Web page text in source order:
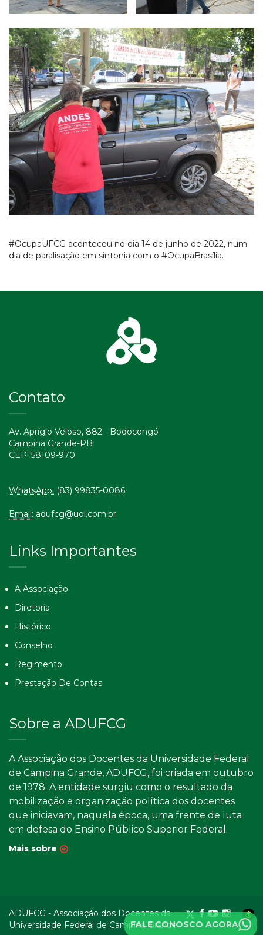
#OcupaUFCG aconteceu no dia 14 de junho de 2022, num
dia de paralisação em sintonia com o #OcupaBrasília.
FALE CONOSCO AGORA
Contato
Av. Aprígio Veloso, 882 - Bodocongó
Campina Grande-PB
CEP: 58109-970
WhatsApp: (83) 99835-0086
Email: adufcg@uol.com.br
Links Importantes
A Associação
Diretoria
Histórico
Conselho
Regimento
Prestação De Contas
Sobre a ADUFCG
A Associação dos Docentes da Universidade Federal
de Campina Grande, ADUFCG, foi criada em outubro
de 1978. A entidade surgiu como o resultado da
mobilização e organização política dos docentes
que iniciavam, naquela época, uma frente de luta
em defesa do Ensino Público Superior Federal.
Mais sobre
ADUFCG - Associação dos Docentes da
Universidade Federal de Campina Grande